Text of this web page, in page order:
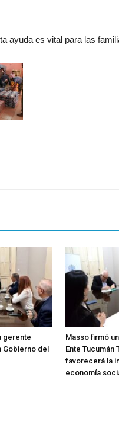
ayuda es vital para las
gerente
Gobierno del
Masso firmó
Ente Tucumán
favorecerá la
economía